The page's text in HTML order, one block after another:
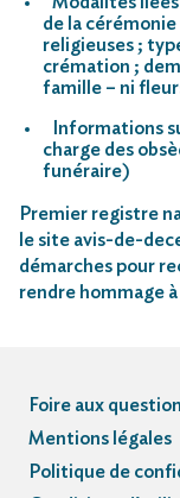
de la
religieuses ;
crémation ;
famille – ni
Informations
charge des
funéraire)
Premier registre
le site avis-de-
démarches pour
rendre hommage
Foire aux
Mentions légales
Politique de